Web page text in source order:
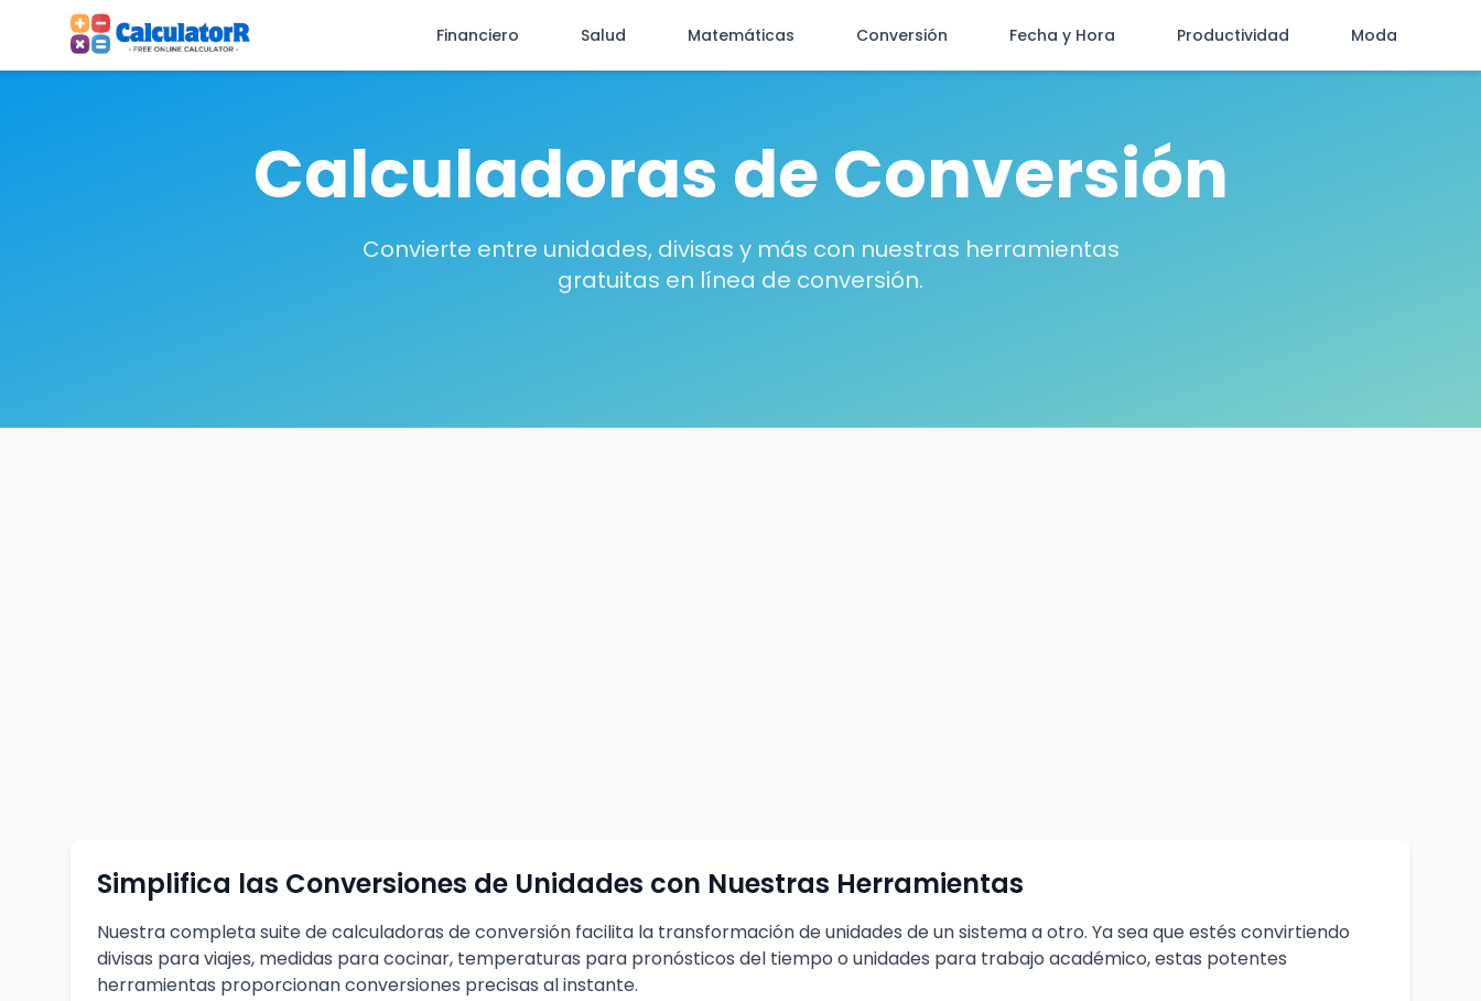
Financiero Salud Matemáticas Conversión Fecha y Hora Productividad Moda
Calculadoras de Conversión
Convierte entre unidades, divisas y más con nuestras herramientas
gratuitas en línea de conversión.
Simplifica las Conversiones de Unidades con Nuestras Herramientas
Nuestra completa suite de calculadoras de conversión facilita la transformación de unidades de un sistema a otro. Ya sea que estés convirtiendo
divisas para viajes, medidas para cocinar, temperaturas para pronósticos del tiempo o unidades para trabajo académico, estas potentes
herramientas proporcionan conversiones precisas al instante.